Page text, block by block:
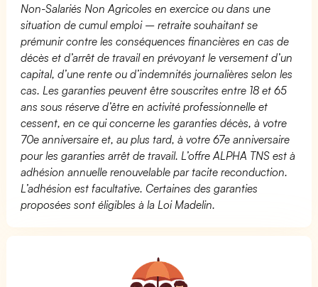
Non-Salariés Non Agricoles en exercice ou dans une
situation de cumul emploi – retraite souhaitant se
prémunir contre les conséquences financières en cas de
décès et d’arrêt de travail en prévoyant le versement d’un
capital, d’une rente ou d’indemnités journalières selon les
cas. Les garanties peuvent être souscrites entre 18 et 65
ans sous réserve d’être en activité professionnelle et
cessent, en ce qui concerne les garanties décès, à votre
70e anniversaire et, au plus tard, à votre 67e anniversaire
pour les garanties arrêt de travail. L’offre ALPHA TNS est à
adhésion annuelle renouvelable par tacite reconduction.
L’adhésion est facultative. Certaines des garanties
proposées sont éligibles à la Loi Madelin.